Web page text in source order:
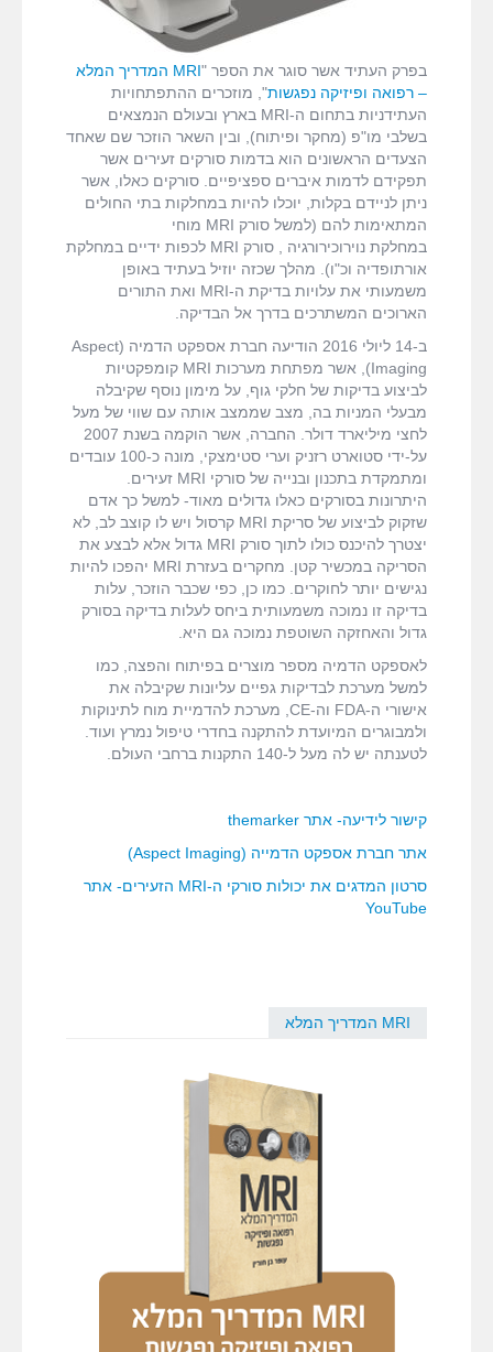
בפרק העתיד אשר סוגר את הספר "
MRI המדריך המלא
– רפואה ופיזיקה נפגשות", מוזכרים ההתפתחויות
העתידניות בתחום ה-MRI בארץ ובעולם הנמצאים
בשלבי מו"פ (מחקר ופיתוח), ובין השאר הוזכר שם שאחד
הצעדים הראשונים הוא בדמות סורקים זעירים אשר
תפקידם לדמות איברים ספציפיים. סורקים כאלו, אשר
ניתן לניידם בקלות, יוכלו להיות במחלקות בתי החולים
המתאימות להם (למשל סורק MRI מוחי
במחלקת נוירוכירורגיה , סורק MRI לכפות ידיים במחלקת
אורתופדיה וכ"ו). מהלך שכזה יוזיל בעתיד באופן
משמעותי את עלויות בדיקת ה-MRI ואת התורים
הארוכים המשתרכים בדרך אל הבדיקה.
ב-14 ליולי 2016 הודיעה חברת אספקט הדמיה (Aspect
Imaging), אשר מפתחת מערכות MRI קומפקטיות
לביצוע בדיקות של חלקי גוף, על מימון נוסף שקיבלה
מבעלי המניות בה, מצב שממצב אותה עם שווי של מעל
לחצי מיליארד דולר. החברה, אשר הוקמה בשנת 2007
על-ידי סטוארט רזניק וערי סטימצקי, מונה כ-100 עובדים
ומתמקדת בתכנון ובנייה של סורקי MRI זעירים.
היתרונות בסורקים כאלו גדולים מאוד- למשל כך אדם
שזקוק לביצוע של סריקת MRI קרסול ויש לו קוצב לב, לא
יצטרך להיכנס כולו לתוך סורק MRI גדול אלא לבצע את
הסריקה במכשיר קטן. מחקרים בעזרת MRI יהפכו להיות
נגישים יותר לחוקרים. כמו כן, כפי שכבר הוזכר, עלות
בדיקה זו נמוכה משמעותית ביחס לעלות בדיקה בסורק
גדול והאחזקה השוטפת נמוכה גם היא.
לאספקט הדמיה מספר מוצרים בפיתוח והפצה, כמו
למשל מערכת לבדיקות גפיים עליונות שקיבלה את
אישורי ה-FDA וה-CE, מערכת להדמיית מוח לתינוקות
ולמבוגרים המיועדת להתקנה בחדרי טיפול נמרץ ועוד.
לטענתה יש לה מעל ל-140 התקנות ברחבי העולם.
קישור לידיעה- אתר themarker
אתר חברת אספקט הדמייה (Aspect Imaging)
סרטון המדגים את יכולות סורקי ה-MRI הזעירים- אתר
YouTube
MRI המדריך המלא